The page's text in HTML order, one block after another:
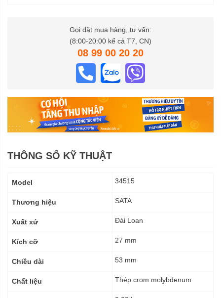
Gọi đặt mua hàng, tư vấn:
(8:00-20:00 kể cả T7, CN)
08 99 00 20 20
THÔNG SỐ KỸ THUẬT
kỹ
Model 34515
Thương hiệu SATA
Xuất xứ Đài Loan
Kích cỡ 27 mm
Chiều dài 53 mm
Chất liệu Thép crom molybdenum